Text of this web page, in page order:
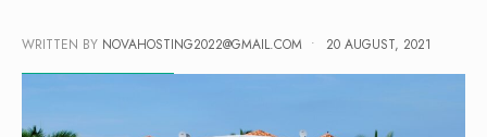
WRITTEN BY NOVAHOSTING2022@GMAIL.COM • 20 AUGUST, 2021